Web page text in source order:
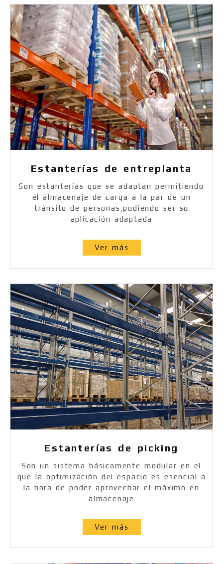
Estanterías de entreplanta
Son estanterías que se adaptan permitiendo
el almacenaje de carga a la par de un
tránsito de personas,pudiendo ser su
aplicación adaptada
Ver más
Estanterías de picking
Son un sistema básicamente modular en el
que la optimización del espacio es esencial a
la hora de poder aprovechar el máximo en
almacenaje
Ver más